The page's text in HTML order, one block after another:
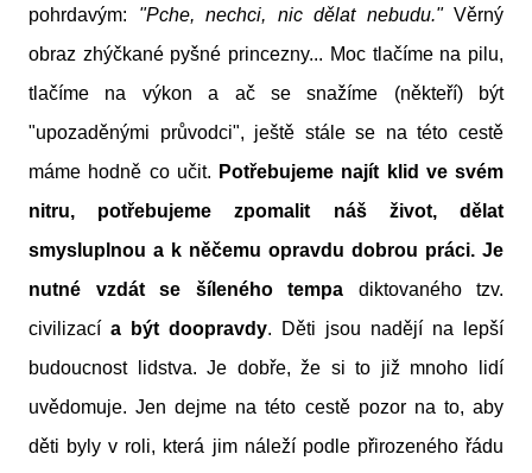
pohrdavým: "Pche, nechci, nic dělat nebudu." Věrný
obraz zhýčkané pyšné princezny... Moc tlačíme na pilu,
tlačíme na výkon a ač se snažíme (někteří) být
"upozaděnými průvodci", ještě stále se na této cestě
máme hodně co učit. Potřebujeme najít klid ve svém
nitru, potřebujeme zpomalit náš život, dělat
smysluplnou a k něčemu opravdu dobrou práci. Je
nutné vzdát se šíleného tempa diktovaného tzv.
civilizací a být doopravdy. Děti jsou nadějí na lepší
budoucnost lidstva. Je dobře, že si to již mnoho lidí
uvědomuje. Jen dejme na této cestě pozor na to, aby
děti byly v roli, která jim náleží podle přirozeného řádu